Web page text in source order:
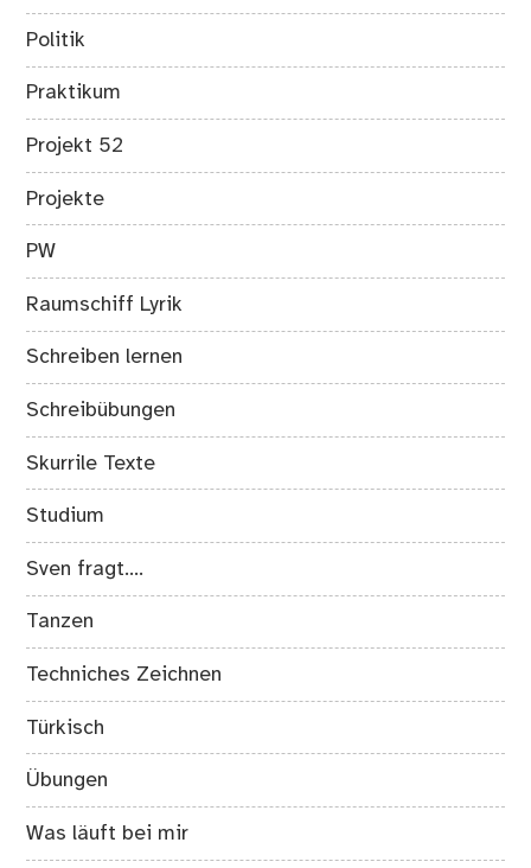
Politik
Praktikum
Projekt 52
Projekte
PW
Raumschiff Lyrik
Schreiben lernen
Schreibübungen
Skurrile Texte
Studium
Sven fragt….
Tanzen
Techniches Zeichnen
Türkisch
Übungen
Was läuft bei mir